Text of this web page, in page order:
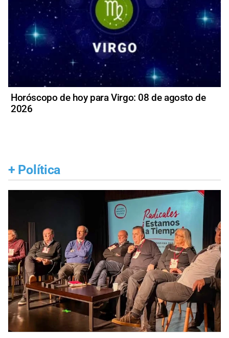
Horóscopo de hoy para Virgo: 08 de agosto de
2026
+ Política